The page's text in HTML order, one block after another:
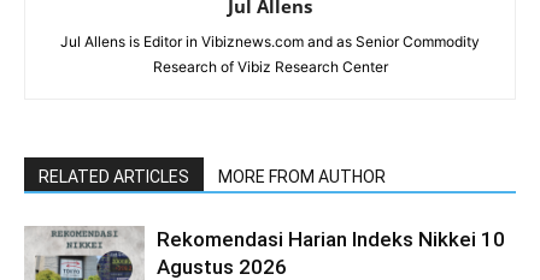
Jul Allens
Jul Allens is Editor in Vibiznews.com and as Senior Commodity
Research of Vibiz Research Center
RELATED ARTICLES MORE FROM AUTHOR
Rekomendasi Harian Indeks Nikkei 10
Agustus 2026